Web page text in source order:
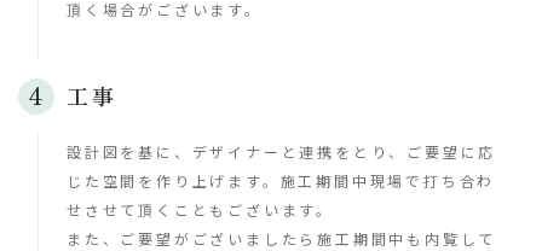
頂く場合がございます。
工事
設計図を基に、デザイナーと連携をとり、ご要望に応
じた空間を作り上げます。施工期間中現場で打ち合わ
せさせて頂くこともございます。
また、ご要望がございましたら施工期間中も内覧して